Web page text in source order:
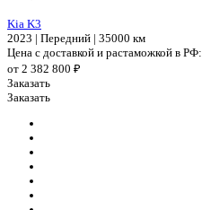
Kia K3
2023 | Передний | 35000 км
Цена с доставкой и растаможкой в РФ:
от 2 382 800 ₽
Заказать
Заказать